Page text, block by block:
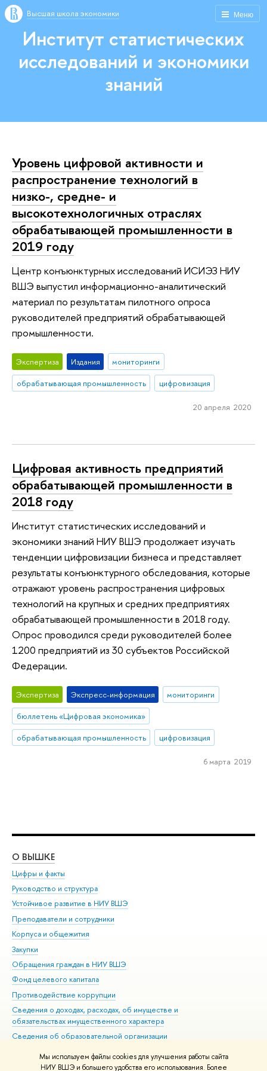
Мы используем файлы cookies для улучшения работы сайта
НИУ ВШЭ и большего удобства его использования. Более
Меню
Высшая школа экономики
Институт статистических
исследований и экономики
знаний
Уровень цифровой активности и
распространение технологий в
низко-, средне- и
высокотехнологичных отраслях
обрабатывающей промышленности в
2019 году
Центр конъюнктурных исследований ИСИЭЗ НИУ
ВШЭ выпустил информационно-аналитический
материал по результатам пилотного опроса
руководителей предприятий обрабатывающей
промышленности.
Экспертиза Издания
мониторинги
обрабатывающая промышленность
цифровизация
20 апреля 2020
Цифровая активность предприятий
обрабатывающей промышленности в
2018 году
Институт статистических исследований и
экономики знаний НИУ ВШЭ продолжает изучать
тенденции цифровизации бизнеса и представляет
результаты конъюнктурного обследования, которые
отражают уровень распространения цифровых
технологий на крупных и средних предприятиях
обрабатывающей промышленности в 2018 году.
Опрос проводился среди руководителей более
1200 предприятий из 30 субъектов Российской
Федерации.
Экспертиза Экспресс-информация
мониторинги
бюллетень «Цифровая экономика»
обрабатывающая промышленность
цифровизация
6 марта 2019
О ВЫШКЕ
Цифры и факты
Руководство и структура
Устойчивое развитие в НИУ ВШЭ
Преподаватели и сотрудники
Корпуса и общежития
Закупки
Обращения граждан в НИУ ВШЭ
Фонд целевого капитала
Противодействие коррупции
Сведения о доходах, расходах, об имуществе и
обязательствах имущественного характера
Сведения об образовательной организации
Людям с ограниченными возможностями здоровья
Единая платежная страница